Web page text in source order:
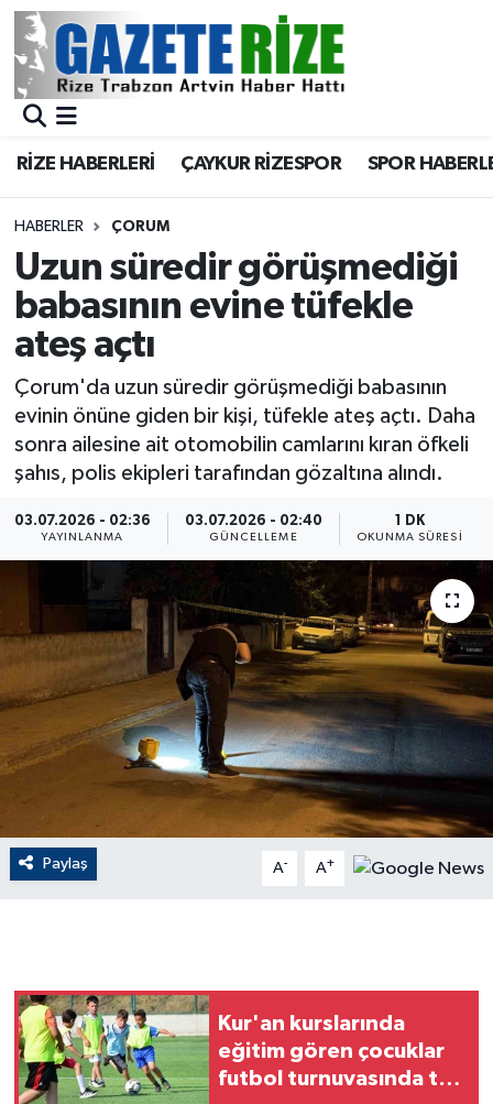
RİZE HABERLERİ ÇAYKUR RİZESPOR SPOR
HABERLER ÇORUM
Uzun süredir görüşmediği
babasının evine tüfekle
ateş açtı
Çorum'da uzun süredir görüşmediği babasının
evinin önüne giden bir kişi, tüfekle ateş açtı. Daha
sonra ailesine ait otomobilin camlarını kıran öfkeli
şahıs, polis ekipleri tarafından gözaltına alındı.
03.07.2026 - 02:36
YAYINLANMA
03.07.2026 - 02:40
GÜNCELLEME
1 DK
OKUNMA SÜRESI
Paylaş A- A+
Kur'an kurslarında
eğitim gören çocuklar
futbol turnuvasında ter
BÖLGEMİZ
Asayiş
Rize Jandarma Komutanlığı
Bilim Teknoloji
Bölge
Advertising news
Canlı Maç
ÇEVRE
Dış Haberler
Dünya
EĞİTİM
EKONOMİ
English News
Finans
GENEL
GÜNDEM
Merkez Nöbetçi Eczaneler
Merkez Trafik Yoğunluk Haritası
Süper Lig Puan Durumu ve Fikstür
Tüm Manşetler
Son Dakika Haberleri
Haber Arşivi